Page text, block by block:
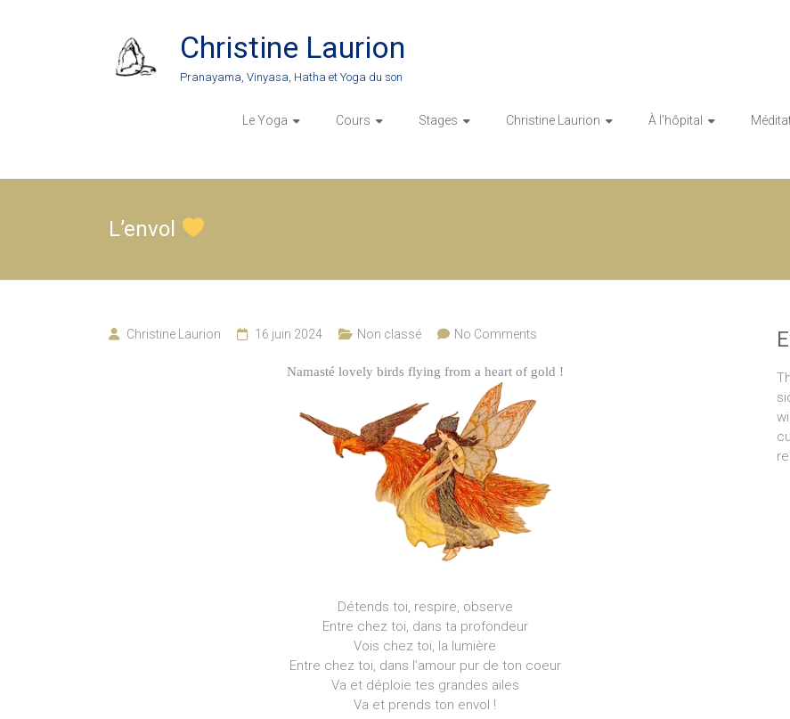
Christine Laurion
Pranayama, Vinyasa, Hatha et Yoga du son
Le Yoga Cours Stages Christine Laurion À l’hôpital
L’envol
Christine Laurion 16 juin 2024 Non classé No Comments
Namasté lovely birds flying from a heart of gold !
Détends toi, respire, observe
Entre chez toi, dans ta profondeur
Vois chez toi, la lumière
Entre chez toi, dans l’amour pur de ton coeur
Va et déploie tes grandes ailes
Va et prends ton envol !